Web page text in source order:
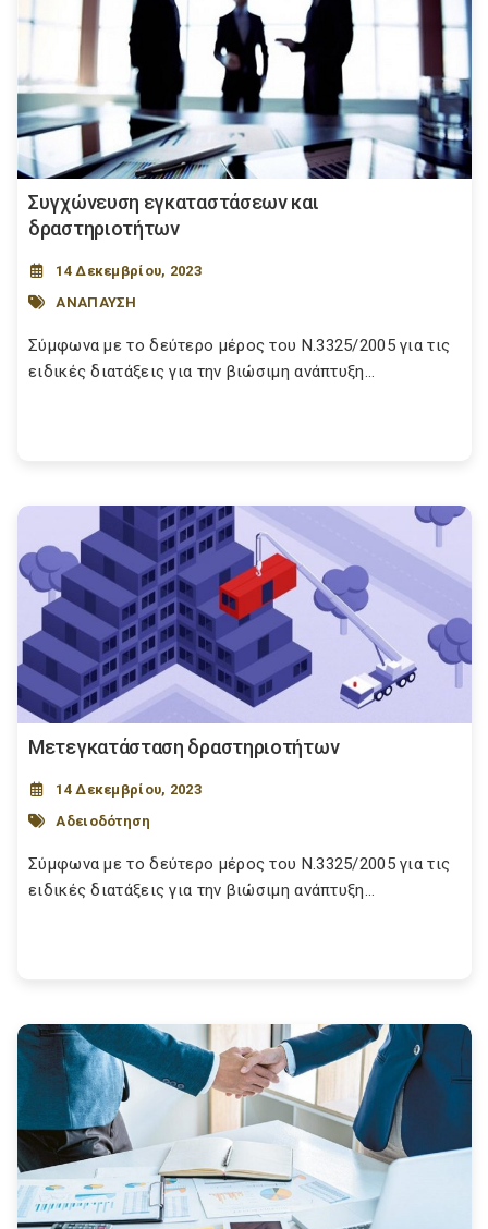
Συγχώνευση εγκαταστάσεων και
δραστηριοτήτων
14 Δεκεμβρίου, 2023
ΑΝΑΠΑΥΣΗ
Σύμφωνα με το δεύτερο μέρος του Ν.3325/2005 για τις
ειδικές διατάξεις για την βιώσιμη ανάπτυξη...
Μετεγκατάσταση δραστηριοτήτων
14 Δεκεμβρίου, 2023
Αδειοδότηση
Σύμφωνα με το δεύτερο μέρος του Ν.3325/2005 για τις
ειδικές διατάξεις για την βιώσιμη ανάπτυξη...